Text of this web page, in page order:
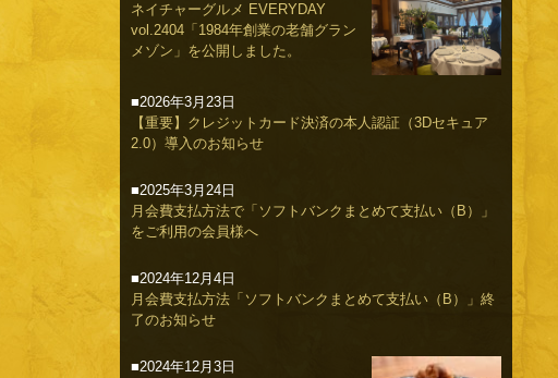
ネイチャーグルメ EVERYDAY
vol.2404「1984年創業の老舗グラン
メゾン」を公開しました。
■2026年3月23日
【重要】クレジットカード決済の本人認証（3Dセキュア
2.0）導入のお知らせ
■2025年3月24日
月会費支払方法で「ソフトバンクまとめて支払い（B）」
をご利用の会員様へ
■2024年12月4日
月会費支払方法「ソフトバンクまとめて支払い（B）」終
了のお知らせ
■2024年12月3日